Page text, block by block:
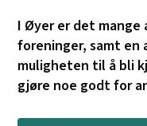
I Øyer er det mange
foreninger, samt en
muligheten til å bli
gjøre noe godt for